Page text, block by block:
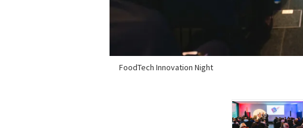
FoodTech Innovation Night